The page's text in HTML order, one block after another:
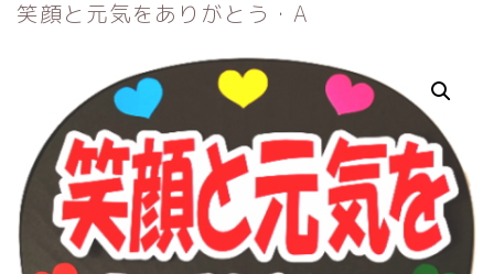
よくある質問
お問い合わせ
マイアカウント
笑顔と元気をありがとう・A